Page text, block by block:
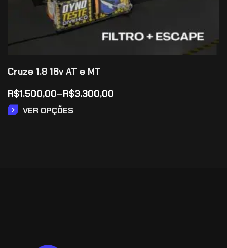
Cruze 1.8 16v AT e MT
R$1.500,00–R$3.300,00
VER OPÇÕES